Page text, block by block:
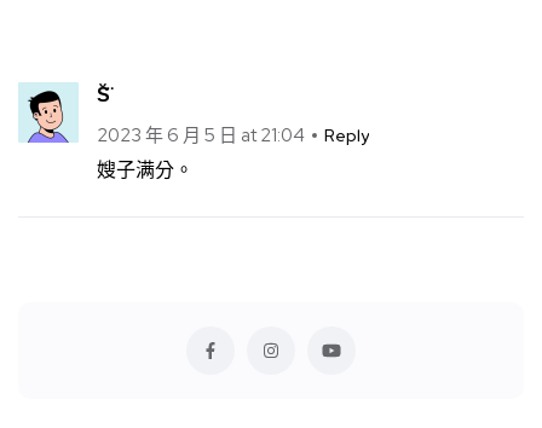
S̆̈
2023 年 6 月 5 日 at 21:04 Reply
嫂子满分。